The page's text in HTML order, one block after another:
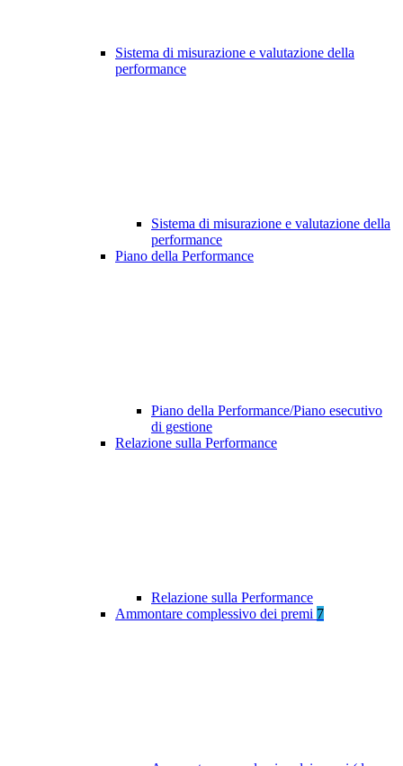
Sistema di misurazione e valutazione della
performance
Sistema di misurazione e valutazione della
performance
Piano della Performance
Piano della Performance/Piano esecutivo
di gestione
Relazione sulla Performance
Relazione sulla Performance
Ammontare complessivo dei premi 7